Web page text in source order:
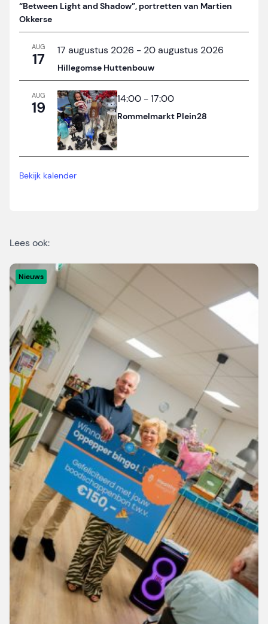
“Between Light and Shadow”, portretten van Martien
Okkerse
AUG
17 17 augustus 2026 - 20 augustus 2026
Hillegomse Huttenbouw
AUG
19 14:00 -17:00
Rommelmarkt Plein28
Bekijk kalender
Lees ook:
Nieuws